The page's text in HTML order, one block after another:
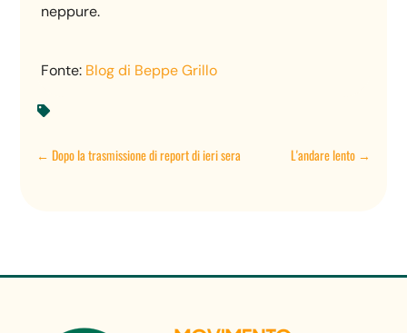
neppure.
Fonte: Blog di Beppe Grillo

←Dopo la trasmissione di report di ieri sera L'andare lento→